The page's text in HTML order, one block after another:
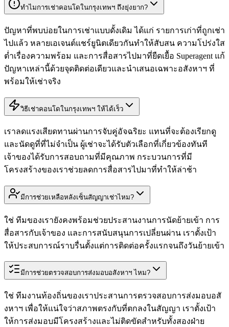
ทำไมการเช่าคอนโดในกรุงเทพฯ ถึงยุ่งยาก?
ปัญหาที่พบบ่อยในการเช่าแบบดั้งเดิม ได้แก่ รายการเก่าที่ถูกเช่า
ไปแล้ว หลายเอเจนต์แชร์ยูนิตเดียวกันทำให้สับสน ความโปร่งใส
ต่ำเรื่องความพร้อม และการสื่อสารไปมาที่ยืดเยื้อ Superagent แก้
ปัญหาเหล่านี้ด้วยจุดติดต่อเดียวและนำเสนอเฉพาะอสังหาฯ ที่
พร้อมให้เช่าจริง
วิธีเช่าคอนโดในกรุงเทพฯ ให้ได้เร็ว
เราลดแรงเสียดทานผ่านการจับคู่อัจฉริยะ แทนที่จะต้องเรียกดู
และนัดดูที่ที่ไม่จำเป็น ผู้เช่าจะได้รับตัวเลือกที่เกี่ยวข้องทันที
เจ้าของได้รับการสอบถามที่มีคุณภาพ กระบวนการที่มี
โครงสร้างของเราช่วยลดการสื่อสารไปมาที่ทำให้ล่าช้า
มีการช่วยเหลือหลังเซ็นสัญญาเช่าไหม?
ใช่ ทีมของเรายังคงพร้อมช่วยประสานงานการนัดย้ายเข้า การ
สื่อสารกับเจ้าของ และการสนับสนุนการเปลี่ยนผ่าน เราตั้งเป้า
ให้ประสบการณ์ราบรื่นตั้งแต่การติดต่อครั้งแรกจนถึงวันย้ายเข้า
มีการช่วยตรวจสอบการส่งมอบอสังหาฯ ไหม?
ใช่ ทีมงานท้องถิ่นของเราประสานการตรวจสอบการส่งมอบอสั
งหาฯ เพื่อให้แน่ใจว่าสภาพตรงกับที่ตกลงในสัญญา เราตั้งเป้า
ให้การส่งมอบมีโครงสร้างและไม่ติดขัดสำหรับทั้งสองฝ่าย